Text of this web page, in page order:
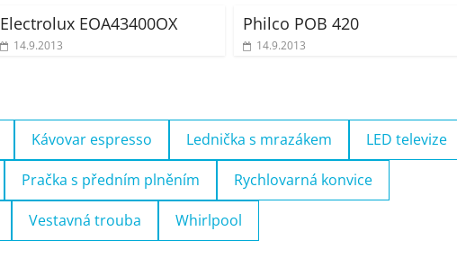
Electrolux EOA43400OX
14.9.2013
Philco POB 420
14.9.2013
Kávovar espresso Lednička s mrazákem LED televize
Pračka s předním plněním Rychlovarná konvice
Vestavná trouba Whirlpool